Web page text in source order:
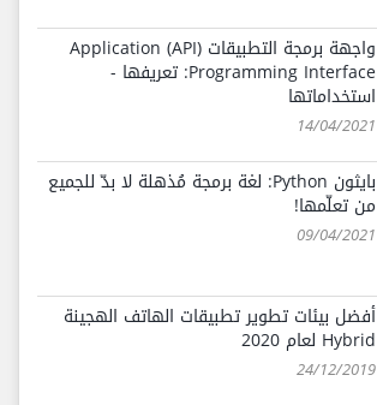
واجهة برمجة التطبيقات (API) Application
Programming Interface: تعريفها -
استخداماتها
14/04/2021
بايثون Python: لغة برمجة مُذهلة لا بدّ للجميع
من تعلّمها!
09/04/2021
أفضل بيئات تطوير تطبيقات الهاتف الهجينة
Hybrid لعام 2020
24/12/2019